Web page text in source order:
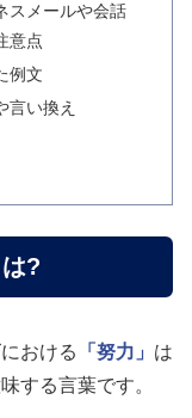
スメールや会話
意点
例文
言い換え
?
おける 「努力」 は
する言葉です。